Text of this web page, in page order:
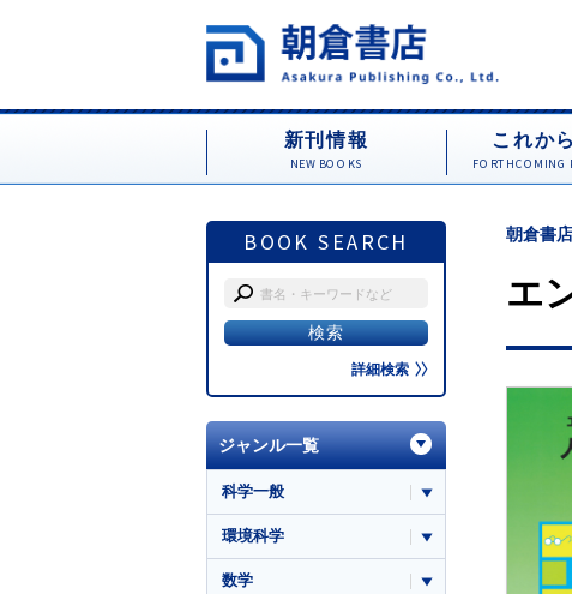
新刊情報
NEW BOOKS
これか
FORTHCOMING
BOOK SEARCH
詳細検索
朝倉書
エ
ジャンル一覧
科学一般
環境科学
数学